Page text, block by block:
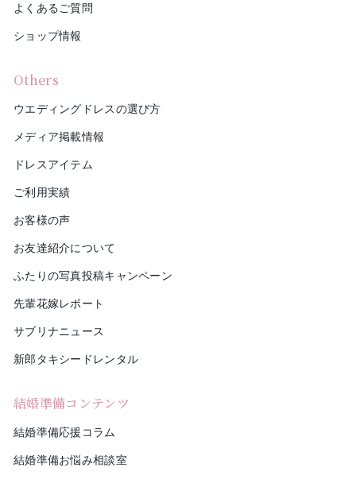
よくあるご質問
ショップ情報
Others
ウエディングドレスの選び方
メディア掲載情報
ドレスアイテム
ご利用実績
お客様の声
お友達紹介について
ふたりの写真投稿キャンペーン
先輩花嫁レポート
サブリナニュース
新郎タキシードレンタル
結婚準備コンテンツ
結婚準備応援コラム
結婚準備お悩み相談室